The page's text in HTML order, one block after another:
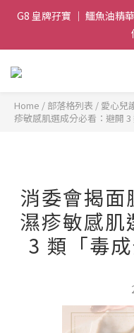
Magic Face Wash 洗面
G8 皇牌孖寶 ｜ 鱷魚油精
買滿 $1800 送支 洗面 「
Magic Face Wash 洗面 「
Home / 部落格列表 / 愛心兒
疹敏感肌選成分必看：避開
消委會揭面
濕疹敏感肌
3 類「毒